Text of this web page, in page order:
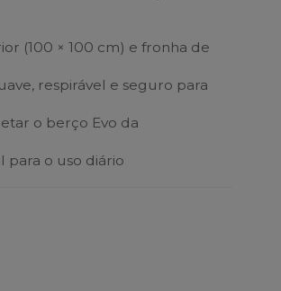
(100 × 100 cm) e fronha de
respirável e seguro para
o berço Evo da
para o uso diário